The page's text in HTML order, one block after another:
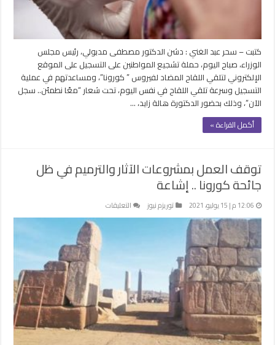
كتبت – سحر عبد الغني : دشن الدكتور مصطفى مدبولي، رئيس مجلس
الوزراء، صباح اليوم، حملة تشجيع المواطنين على التسجيل على الموقع
الإلكتروني لتلقي اللقاح المضاد لفيروس ” كورونا”، ومساعدتهم في عملية
التسجيل وسرعة تلقي اللقاح في نفس اليوم، تحت شعار “معًا نطمئن.. سجل
الآن”، وذلك بحضور الدكتورة هالة زايد، …
أكمل القراءة »
توقف العمل بمشروعات الآثار والترميم في ظل
جائحة كورونا .. إشاعة
12:06 م | 15 يوليو، 2021 توريزم نيوز التعليقات
توقف
العمل
بمشروعات
الآثار
والترميم
ظل
جائحة
كورونا
..